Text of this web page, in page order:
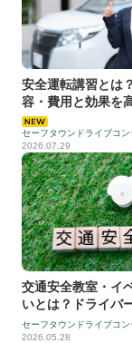
安全運転講習とは
容・費用と効果を
まで解説
セーフタウンドライブコン
2026.07.29
交通安全教室・イ
いとは？ドライバ
と無料で参加でき
ンドライブコンテ
セーフタウンドライブコン
2026.05.28